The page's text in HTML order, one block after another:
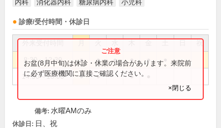
内科 消化器内科 糖尿病内科 小児科
診療/受付時間・休診日
祝
8:30～12:30 ● ● ● ● ●
14:30～18:00 ● ● ●
お盆(8月中旬)は休診・休業の場合があります。来院前
に必ず医療機関に直接ご確認ください。
×閉じる
備考: 水曜AMのみ
休診日: 日、祝